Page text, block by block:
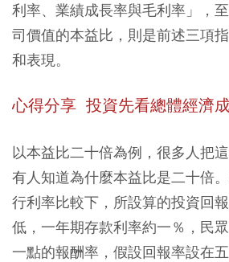
利率、業績成長率與毛利率」，
司價值的本益比，則是前述三項
和表現。
心得分享 投資先看總體經濟
以本益比二十倍為例，很多人把
有人知道為什麼本益比是二十倍
行利率比較下，所設算的投資回
低，一年期存款利率約一％，民
一點的報酬率，假設回報率設在